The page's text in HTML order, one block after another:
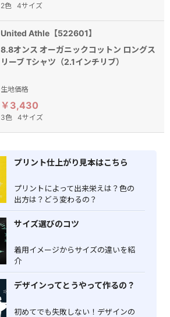
2色 4サイズ
United Athle【522601】
8.8オンス オーガニックコットン ロングス
リーブ Tシャツ（2.1インチリブ）
生地価格
￥3,430
3色 4サイズ
プリント仕上がり見本はこちら
プリントによって出来栄えは？色の
出方は？どう変わるの？
サイズ選びのコツ
着用イメージからサイズの違いを紹
介
デザインってとうやって作るの？
初めてでも失敗しない！デザインの